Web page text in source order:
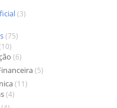
(3)
(75)
(6)
(5)
(11)
(4)